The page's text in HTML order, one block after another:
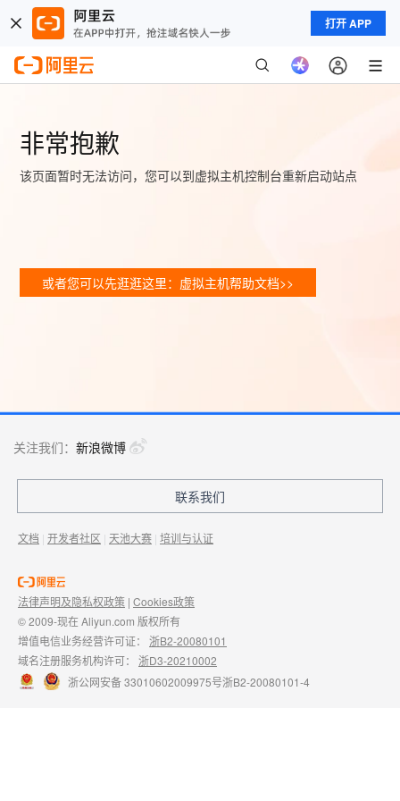
打开 APP
非常抱歉
该页面暂时无法访问，您可以到虚拟主机控制台重新启动站点
或者您可以先逛逛这里：虚拟主机帮助文档>>